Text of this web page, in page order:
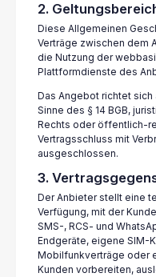
2.
Diese Allgemeinen
Verträge zwischen dem
die Nutzung der
Plattformdienste des
Das Angebot richtet sich
Sinne des § 14 BGB,
Rechts oder öffentlich-
Vertragsschluss mit
ausgeschlossen.
3.
Der Anbieter stellt eine
Verfügung, mit der
SMS-, RCS- und
Endgeräte, eigene SIM-
Mobilfunkverträge oder
Kunden vorbereiten,